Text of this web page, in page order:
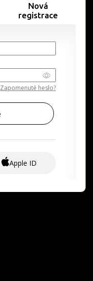
Nová
registrace
Zapomenuté heslo?
Apple ID